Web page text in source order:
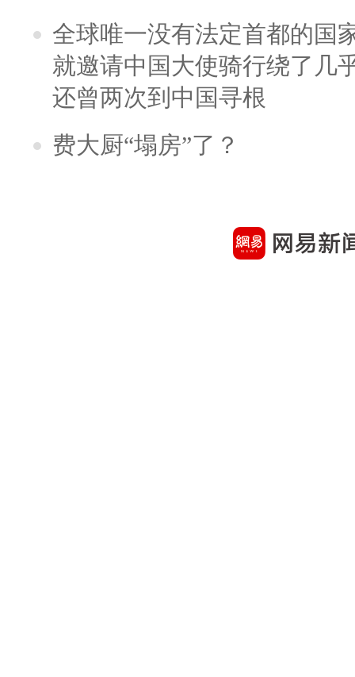
全球唯一没有法定首都的国
就邀请中国大使骑行绕了几
还曾两次到中国寻根
费大厨“塌房”了？